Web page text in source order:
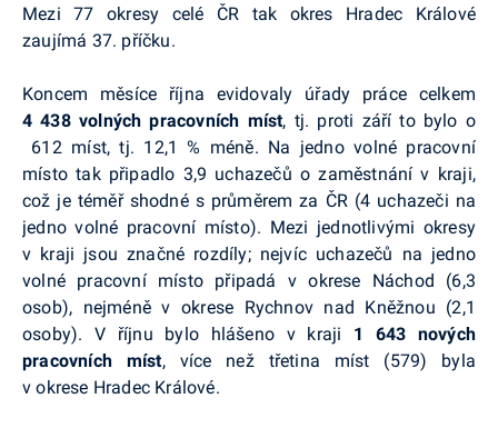
Mezi 77 okresy celé ČR tak okres Hradec Králové
zaujímá 37. příčku.
Koncem měsíce října evidovaly úřady práce celkem
4 438 volných pracovních míst, tj. proti září to bylo o
612 míst, tj. 12,1 % méně. Na jedno volné pracovní
místo tak připadlo 3,9 uchazečů o zaměstnání v kraji,
což je téměř shodné s průměrem za ČR (4 uchazeči na
jedno volné pracovní místo). Mezi jednotlivými okresy
v kraji jsou značné rozdíly; nejvíc uchazečů na jedno
volné pracovní místo připadá v okrese Náchod (6,3
osob), nejméně v okrese Rychnov nad Kněžnou (2,1
osoby). V říjnu bylo hlášeno v kraji 1 643 nových
pracovních míst, více než třetina míst (579) byla
v okrese Hradec Králové.